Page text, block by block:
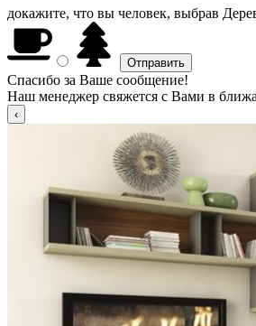
докажите, что вы человек, выбрав
Спасибо за Ваше сообщение!
Наш менеджер свяжется с Вами в